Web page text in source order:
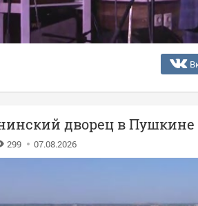
дворец в Пушкине
299 07.08.2026